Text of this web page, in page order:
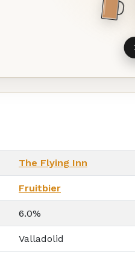
The Flying Inn
Fruitbier
6.0%
Valladolid